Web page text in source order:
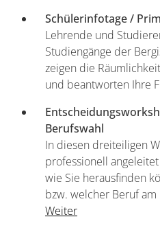
Schülerinfotage /
Lehrende und
Studiengänge der
zeigen die
und beantworten Ihre
Berufswahl
In diesen dreiteiligen
professionell
wie Sie herausfinden
bzw. welcher Beruf
Weiter